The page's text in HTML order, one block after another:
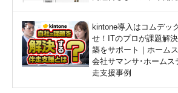
kintone導入はコムデッ
せ！ITのプロが課題解
築をサポート｜ホーム
会社サマンサ･ホーム
走支援事例